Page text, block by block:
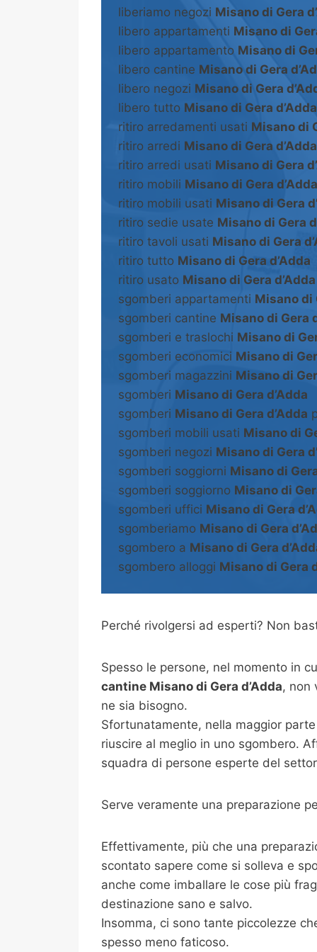
liberiamo negozi Misano di Gera
libero appartamenti Misano di
libero appartamento Misano di
libero cantine Misano di Gera
libero negozi Misano di Gera
libero tutto Misano di Gera d’Adda
ritiro arredamenti usati Misano di
ritiro arredi Misano di Gera d’Adda
ritiro arredi usati Misano di Gera
ritiro mobili Misano di Gera d’Adda
ritiro mobili usati Misano di Gera
ritiro sedie usate Misano di Gera
ritiro tavoli usati Misano di Gera
ritiro tutto Misano di Gera d’Adda
ritiro usato Misano di Gera d’Adda
sgomberi appartamenti Misano di
sgomberi cantine Misano di Gera
sgomberi e traslochi Misano di
sgomberi economici Misano di
sgomberi magazzini Misano di
sgomberi Misano di Gera d’Adda
sgomberi Misano di Gera d’Adda
sgomberi mobili usati Misano di
sgomberi negozi Misano di Gera
sgomberi soggiorni Misano di
sgomberi soggiorno Misano di
sgomberi uffici Misano di Gera
sgomberiamo Misano di Gera
sgombero a Misano di Gera
sgombero alloggi Misano di Gera
Perché rivolgersi ad esperti? Non
Spesso le persone, nel momento in
cantine Misano di Gera d’Adda, non
ne sia bisogno.
Sfortunatamente, nella maggior
riuscire al meglio in uno sgombero.
squadra di persone esperte del
Serve veramente una preparazione
Effettivamente, più che una
scontato sapere come si solleva e
anche come imballare le cose più
destinazione sano e salvo.
Insomma, ci sono tante piccolezze
spesso meno faticoso.